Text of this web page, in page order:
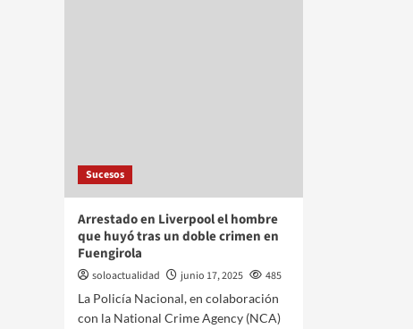
Sucesos
Arrestado en Liverpool el hombre
que huyó tras un doble crimen en
Fuengirola
soloactualidad junio 17, 2025
485
La Policía Nacional, en colaboración
con la National Crime Agency (NCA)